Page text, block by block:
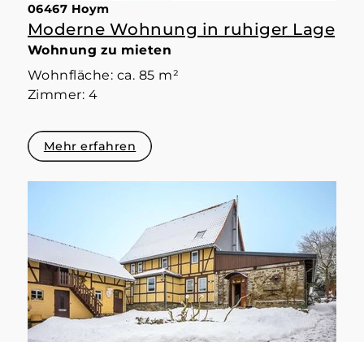
06467 Hoym
Moderne Wohnung in ruhiger Lage
Wohnung zu mieten
Wohnfläche: ca. 85 m²
Zimmer: 4
Mehr erfahren